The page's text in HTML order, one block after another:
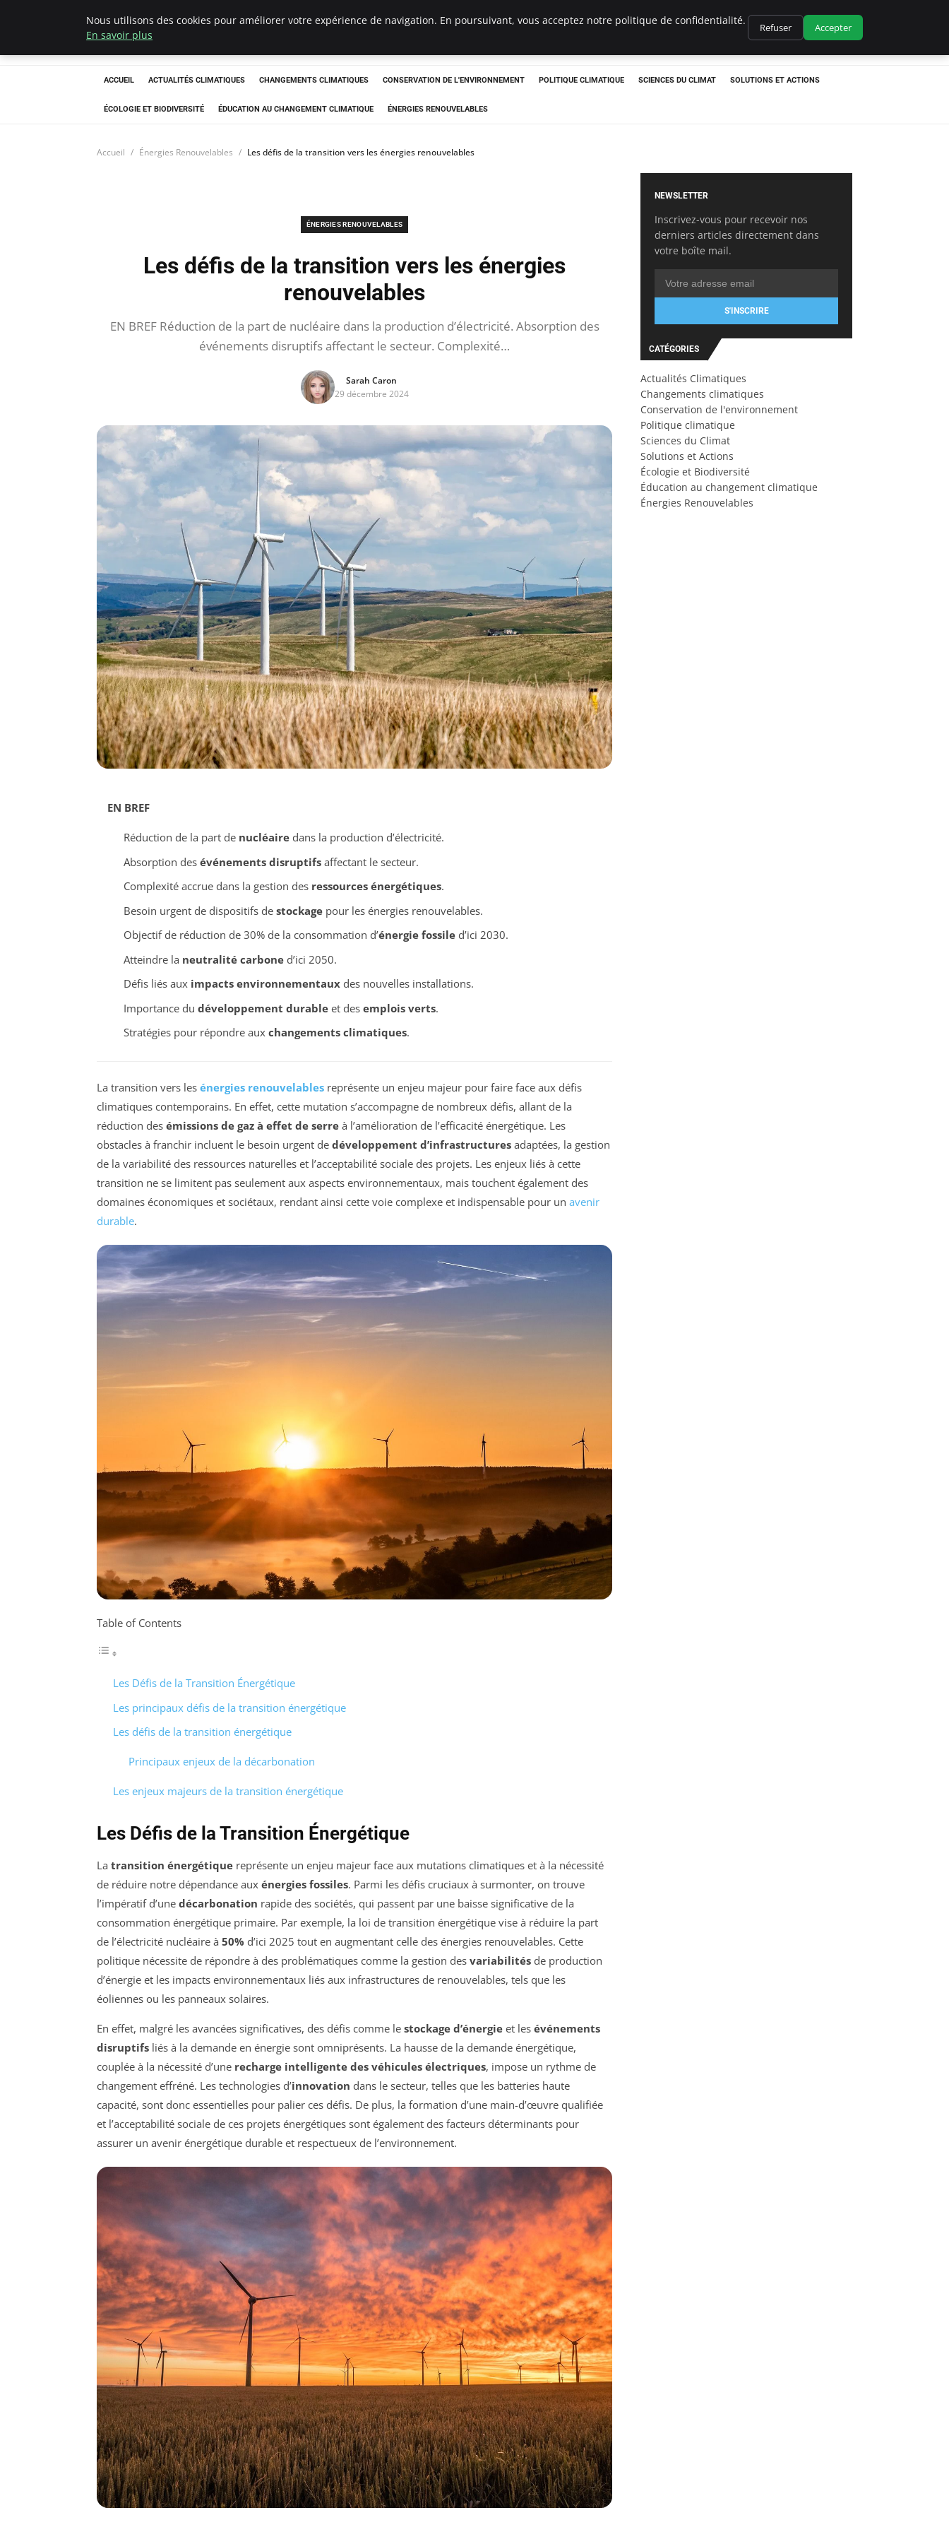
Climatedebtagents
ACCUEIL ACTUALITÉS CLIMATIQUES CHANGEMENTS CLIMATIQUES CONSERVATION DE L'ENVIRONNEMENT POLITIQUE CLIMATIQUE SCIENCES DU CLIMAT SOLUTIONS ET ACTIONS
ÉCOLOGIE ET BIODIVERSITÉ ÉDUCATION AU CHANGEMENT CLIMATIQUE ÉNERGIES RENOUVELABLES
Accueil Énergies Renouvelables Les défis de la transition vers les énergies renouvelables
ÉNERGIES RENOUVELABLES
Les défis de la transition vers les énergies
renouvelables
EN BREF Réduction de la part de nucléaire dans la production d’électricité. Absorption des
événements disruptifs affectant le secteur. Complexité…
Sarah Caron
29 décembre 2024
EN BREF
Réduction de la part de nucléairedans la production d’électricité.
Absorption des événements disruptifsaffectant le secteur.
Complexité accrue dans la gestion des ressources énergétiques.
Besoin urgent de dispositifs de stockagepour les énergies renouvelables.
Objectif de réduction de 30% de la consommation d’énergie fossiled’ici 2030.
Atteindre la neutralité carboned’ici 2050.
Défis liés aux impacts environnementauxdes nouvelles installations.
Importance du développement durableet des emplois verts.
Stratégies pour répondre aux changements climatiques.
La transition vers les énergies renouvelables représente un enjeu majeur pour faire face aux défis
climatiques contemporains. En effet, cette mutation s’accompagne de nombreux défis, allant de la
réduction des émissions de gaz à effet de serre à l’amélioration de l’efficacité énergétique. Les
obstacles à franchir incluent le besoin urgent de développement d’infrastructures adaptées, la gestion
de la variabilité des ressources naturelles et l’acceptabilité sociale des projets. Les enjeux liés à cette
transition ne se limitent pas seulement aux aspects environnementaux, mais touchent également des
domaines économiques et sociétaux, rendant ainsi cette voie complexe et indispensable pour un avenir
durable.
Table of Contents
Les Défis de la Transition Énergétique
Les principaux défis de la transition énergétique
Les défis de la transition énergétique
Principaux enjeux de la décarbonation
Les enjeux majeurs de la transition énergétique
Les Défis de la Transition Énergétique
La transition énergétique représente un enjeu majeur face aux mutations climatiques et à la nécessité
de réduire notre dépendance aux énergies fossiles. Parmi les défis cruciaux à surmonter, on trouve
l’impératif d’une décarbonation rapide des sociétés, qui passent par une baisse significative de la
consommation énergétique primaire. Par exemple, la loi de transition énergétique vise à réduire la part
de l’électricité nucléaire à 50% d’ici 2025 tout en augmentant celle des énergies renouvelables. Cette
politique nécessite de répondre à des problématiques comme la gestion des variabilités de production
d’énergie et les impacts environnementaux liés aux infrastructures de renouvelables, tels que les
éoliennes ou les panneaux solaires.
En effet, malgré les avancées significatives, des défis comme le stockage d’énergie et les événements
disruptifs liés à la demande en énergie sont omniprésents. La hausse de la demande énergétique,
couplée à la nécessité d’une recharge intelligente des véhicules électriques, impose un rythme de
changement effréné. Les technologies d’innovation dans le secteur, telles que les batteries haute
capacité, sont donc essentielles pour palier ces défis. De plus, la formation d’une main-d’œuvre qualifiée
et l’acceptabilité sociale de ces projets énergétiques sont également des facteurs déterminants pour
assurer un avenir énergétique durable et respectueux de l’environnement.
NEWSLETTER
Inscrivez-vous pour recevoir nos
derniers articles directement dans
votre boîte mail.
S'INSCRIRE
CATÉGORIES
Actualités Climatiques
Changements climatiques
Conservation de l'environnement
Politique climatique
Sciences du Climat
Solutions et Actions
Écologie et Biodiversité
Éducation au changement climatique
Énergies Renouvelables
Nous utilisons des cookies pour améliorer votre expérience de navigation. En poursuivant, vous acceptez notre politique de confidentialité.
En savoir plus
Refuser Accepter